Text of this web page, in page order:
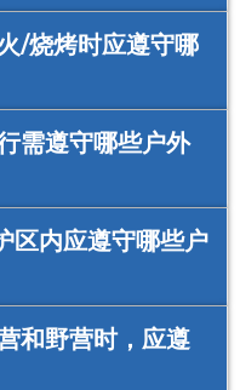
/烧烤时应遵守哪
需遵守哪些户外
区内应遵守哪些户
和野营时，应遵